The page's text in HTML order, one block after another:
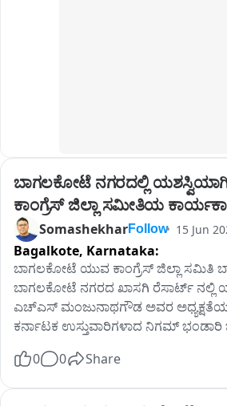
ಬಾಗಲಕೋಟೆ ನಗರದಲ್ಲಿ
ಕಾಂಗ್ರೆಸ್ ಜಿಲ್ಲಾ ಸಮೀತಿಯ
SomashekharFollow 15 Jun
Bagalkote, Karnataka:
ಬಾಗಲಕೋಟೆ ಯುವ ಕಾಂಗ್ರೆಸ್ ಜಿಲ್ಲಾ
ಬಾಗಲಕೋಟೆ ನಗರದ ಖಾಸಗಿ ರೆಸಾರ್ಟ್ ನಲ್ಲಿ
ಎಚ್ಎಸ್ ಮಂಜುನಾಥಗೌಡ ಅವರ
ಕರ್ನಾಟಕ ಉಸ್ತುವಾರಿಗಳಾದ ನಿಗಮ್ ಭಂಡಾರಿ
ಬಾಗಲಕೋಟೆ ಜಿಲ್ಲಾ ಕಾರ್ಯಕಾರಿಣಿ ಸಭೆ
ಕಾಂಗ್ರೆಸ್ ರಾಜ್ಯ ಉಪಾಧ್ಯಕ್ಷರು ಹಾಗೂ
0 0 Share